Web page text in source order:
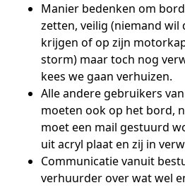
Manier bedenken om
zetten, veilig (niemand
krijgen of op zijn
storm) maar toch nog
kees we gaan verhuizen.
Alle andere gebruikers
moeten ook op het bord,
moet een mail gestuurd
uit acryl plaat en zij in
Communicatie vanuit
verhuurder over wat wel